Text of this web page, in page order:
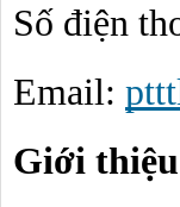
Số điện
Email:
Giới thiệu